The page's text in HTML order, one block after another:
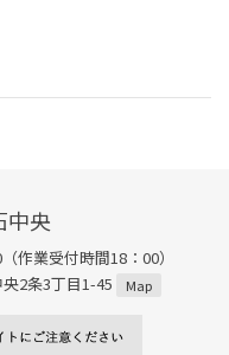
中央
作業受付時間18：00）
2条3丁目1-45
Map